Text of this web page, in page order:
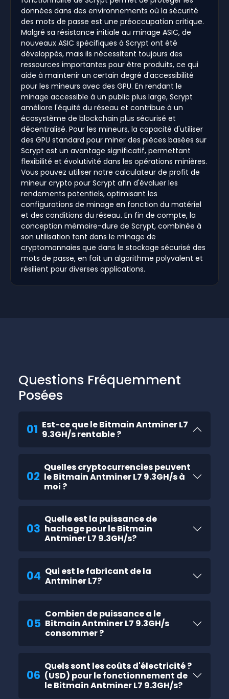
données dans des environnements où la sécurité
des mots de passe est une préoccupation critique.
Malgré sa résistance initiale au minage ASIC, de
nouveaux ASIC spécifiques à Scrypt ont été
développés, mais ils nécessitent toujours des
ressources importantes pour être produits, ce qui
aide à maintenir un certain degré d'accessibilité
pour les mineurs avec des GPU. En rendant le
minage accessible à un public plus large, Scrypt
améliore l'équité du réseau et contribue à un
écosystème de blockchain plus sécurisé et
décentralisé. Pour les mineurs, la capacité d'utiliser
des GPU standard pour miner des pièces basées sur
Scrypt est un avantage significatif, permettant
flexibilité et évolutivité dans les opérations minières.
Vous pouvez utiliser notre calculateur de profit de
mineur crypto pour Scrypt afin d'évaluer les
rendements potentiels, optimisant les
configurations de minage en fonction du matériel
et des conditions du réseau. En fin de compte, la
conception mémoire-dure de Scrypt, combinée à
son utilisation tant dans le minage de
cryptomonnaies que dans le stockage sécurisé des
mots de passe, en fait un algorithme polyvalent et
résilient pour diverses applications.
Questions Fréquemment
Posées
01 Est-ce que le Bitmain Antminer L7
9.3GH/s rentable ?
02
Quelles cryptocurrencies peuvent
le Bitmain Antminer L7 9.3GH/s à
moi ?
03
Quelle est la puissance de
hachage pour le Bitmain
Antminer L7 9.3GH/s?
04 Qui est le fabricant de la
Antminer L7?
05
Combien de puissance a le
Bitmain Antminer L7 9.3GH/s
consommer ?
06
Quels sont les coûts d'électricité ?
(USD) pour le fonctionnement de
le Bitmain Antminer L7 9.3GH/s?